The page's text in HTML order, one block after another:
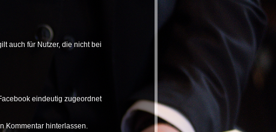
auch für Nutzer, die nicht bei
eindeutig zugeordnet
Kommentar hinterlassen.